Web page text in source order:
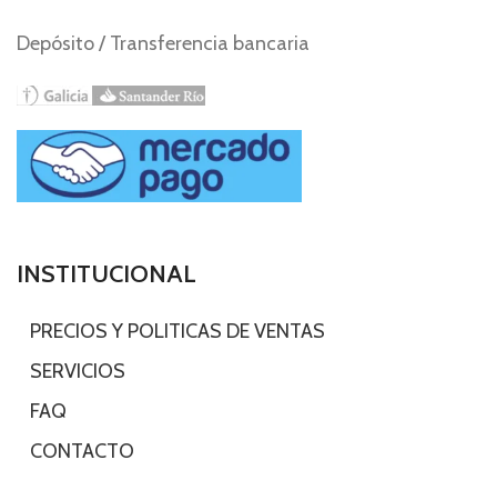
Depósito / Transferencia bancaria
INSTITUCIONAL
PRECIOS Y POLITICAS DE VENTAS
SERVICIOS
FAQ
CONTACTO